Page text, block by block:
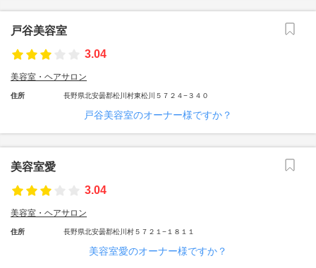
戸谷美容室
3.04
美容室・ヘアサロン
住所 長野県北安曇郡松川村東松川５７２４−３４０
戸谷美容室のオーナー様ですか？
美容室愛
3.04
美容室・ヘアサロン
住所 長野県北安曇郡松川村５７２１−１８１１
美容室愛のオーナー様ですか？